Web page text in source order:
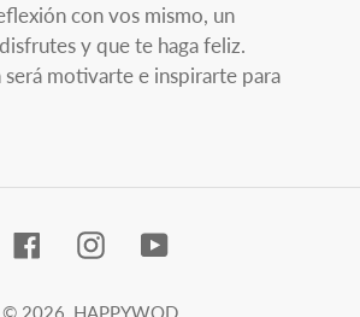
con vos mismo, un
y que te haga feliz.
motivarte e inspirarte para
FacebookInstagramYouTube